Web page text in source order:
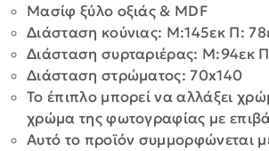
Μασίφ ξύλο οξιάς & MDF
Διάσταση κούνιας: Μ:145εκ Π:
Διάσταση συρταριέρας: Μ:94εκ
Διάσταση στρώματος: 70x140
Το έπιπλο μπορεί να αλλάξει
χρώμα της φωτογραφίας με
Αυτό το προϊόν συμμορφώνεται